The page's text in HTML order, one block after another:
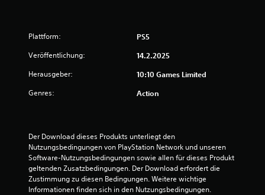
Plattform: PS5
Veröffentlichung: 14.2.2025
Herausgeber: 10:10 Games Limited
Genres: Action
Der Download dieses Produkts unterliegt den
Nutzungsbedingungen von PlayStation Network und unseren
Software-Nutzungsbedingungen sowie allen für dieses Produkt
geltenden Zusatzbedingungen. Der Download erfordert die
Zustimmung zu diesen Bedingungen. Weitere wichtige
Informationen finden sich in den Nutzungsbedingungen.